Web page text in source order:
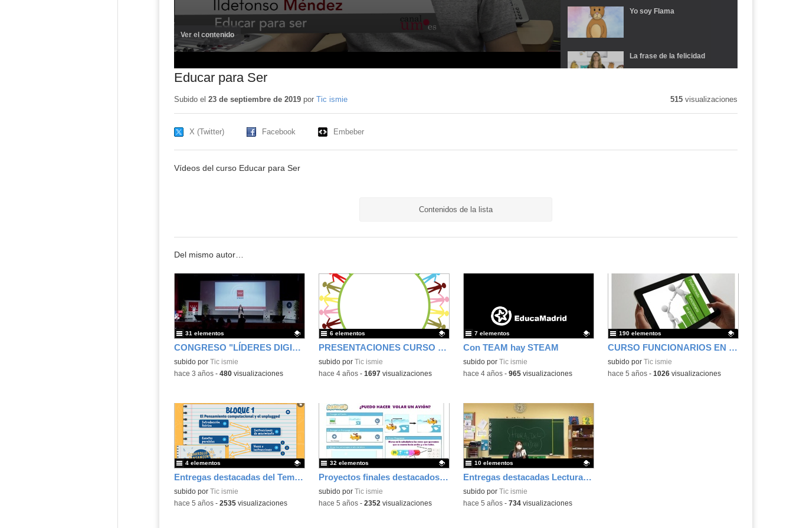
Ver el contenido(ventana
nueva)
Yo soy Flama
La frase de la felicidad
Y tú como te expresas
Educar para Ser. Tema 2.3
Educar para Ser. 2º Primaria
Educar para Ser. Sesión con
Educar para Ser
Subido el 23 de septiembre de 2019por Tic ismie 515visualizaciones
X (Twitter) Facebook Embeber
Vídeos del curso Educar para Ser
Contenidos de la lista
Del mismo autor…
CONGRESO "LÍDERES DIGITALES"
Contenido educativo.
subido por Tic ismie
31 elementos
-hace 3 años- 480visualizaciones
PRESENTACIONES CURSO COORDINADOR DE BIENESTAR
Contenido educativo.
subido por Tic ismie
6 elementos
-hace 4 años- 1697visualizaciones
Con TEAM hay STEAM
Contenido educativo.
subido por Tic ismie
7 elementos
-hace 4 años- 965visualizaciones
CURSO FUNCIONARIOS EN PRÁCTICAS 22
Contenido educativo.
subido por Tic ismie
190 elementos
-hace 5 años- 1026visualizaciones
Entregas destacadas del Tema 1 Actividades de programación desenchufadas. Pensamiento computacional en E. Primaria 2ªEd
Contenido educativo.
subido por Tic ismie
4 elementos
-hace 5 años- 2535visualizaciones
Proyectos finales destacados. Del unplugged a Scratch 3.0 (curso en línea)
Contenido educativo.
subido por Tic ismie
32 elementos
-hace 5 años- 2352 visualizaciones
Entregas destacadas Lectura compartida (C36)
Contenido educativo.
subido por Tic ismie
10 elementos
-hace 5 años- 734visualizaciones